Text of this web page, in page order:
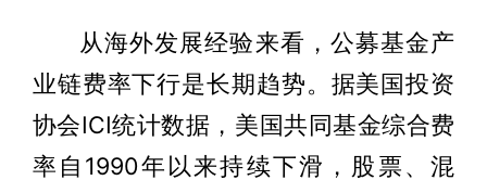
从海外发展经验来看，公募基金产
业链费率下行是长期趋势。据美国投资
协会ICI统计数据，美国共同基金综合费
率自1990年以来持续下滑，股票、混